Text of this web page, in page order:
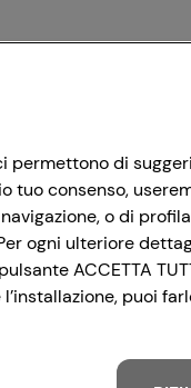
permettono di
consenso,
o di
ogni ulteriore
ACCETTA
puoi